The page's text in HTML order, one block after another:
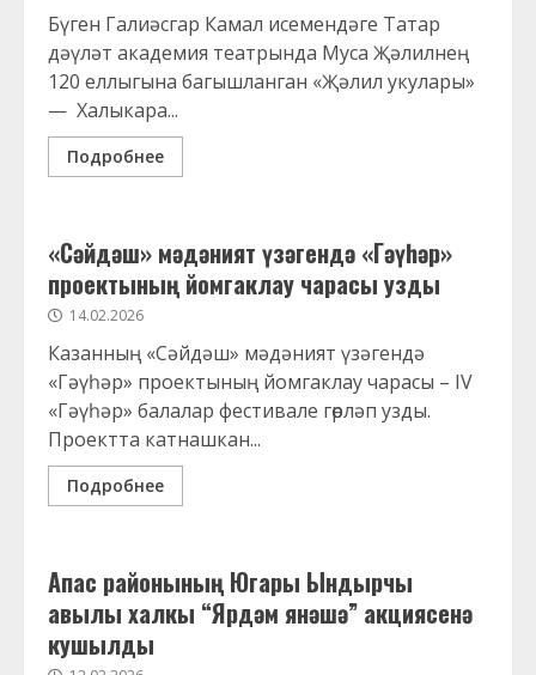
Бүген Галиәсгар Камал исемендәге Татар
дәүләт академия театрында Муса Җәлилнең
120 еллыгына багышланган «Җәлил укулары»
— Халыкара...
Подробнее
«Сәйдәш» мәдәният үзәгендә «Гәүһәр»
проектының йомгаклау чарасы узды
14.02.2026
Казанның «Сәйдәш» мәдәният үзәгендә
«Гәүһәр» проектының йомгаклау чарасы – IV
«Гәүһәр» балалар фестивале гөрләп узды.
Проектта катнашкан...
Подробнее
Апас районының Югары Ындырчы
авылы халкы “Ярдәм янәшә” акциясенә
кушылды